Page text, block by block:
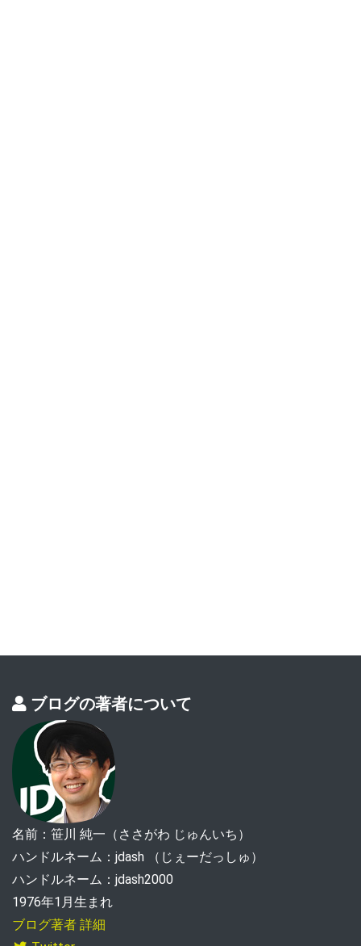
ブログの著者について
名前：笹川 純一（ささがわ じゅんいち）
ハンドルネーム：jdash （じぇーだっしゅ）
ハンドルネーム：jdash2000
1976年1月生まれ
ブログ著者 詳細